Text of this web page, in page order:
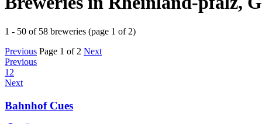
1 - 50 of 58 breweries (page 1 of 2)
Previous Page 1 of 2 Next
Previous
1 2
Next
Bahnhof Cues